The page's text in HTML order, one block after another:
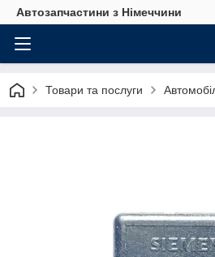
Автозапчастини з Німеччини
Товари та послуги